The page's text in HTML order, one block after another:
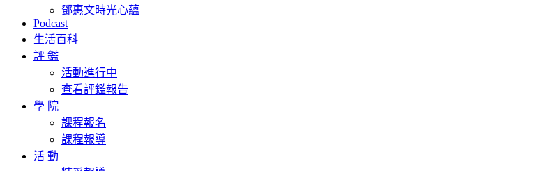
鄧惠文時光心蘊
Podcast
生活百科
評 鑑
活動進行中
查看評鑑報告
學 院
課程報名
課程報導
活 動